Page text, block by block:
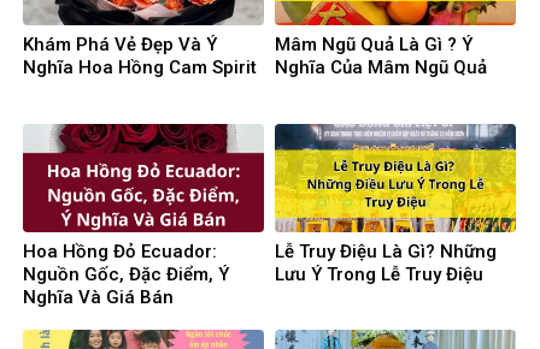
Khám Phá Vẻ Đẹp Và Ý
Nghĩa Hoa Hồng Cam Spirit
Mâm Ngũ Quả Là Gì ? Ý
Nghĩa Của Mâm Ngũ Quả
Hoa Hồng Đỏ Ecuador:
Nguồn Gốc, Đặc Điểm, Ý
Nghĩa Và Giá Bán
Lễ Truy Điệu Là Gì? Những
Lưu Ý Trong Lễ Truy Điệu